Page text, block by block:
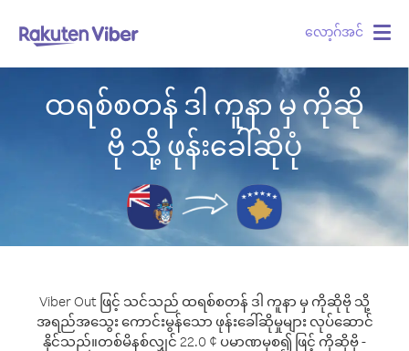
လော့ဂ်အင်
ထရစ်စတန် ဒါ ကူနာ မှ ကိုဆို
ဗို သို့ ဖုန်းခေါ်ဆိုပုံ
Viber Out ဖြင့် သင်သည် ထရစ်စတန် ဒါ ကူနာ မှ ကိုဆိုဗို သို့
အရည်အသွေး ကောင်းမွန်သော ဖုန်းခေါ်ဆိုမှုများ လုပ်ဆောင်
နိုင်သည်။တစ်မိနစ်လျှင် 22.0 ¢ ပမာဏမှစ၍ ဖြင့် ကိုဆိုဗို -